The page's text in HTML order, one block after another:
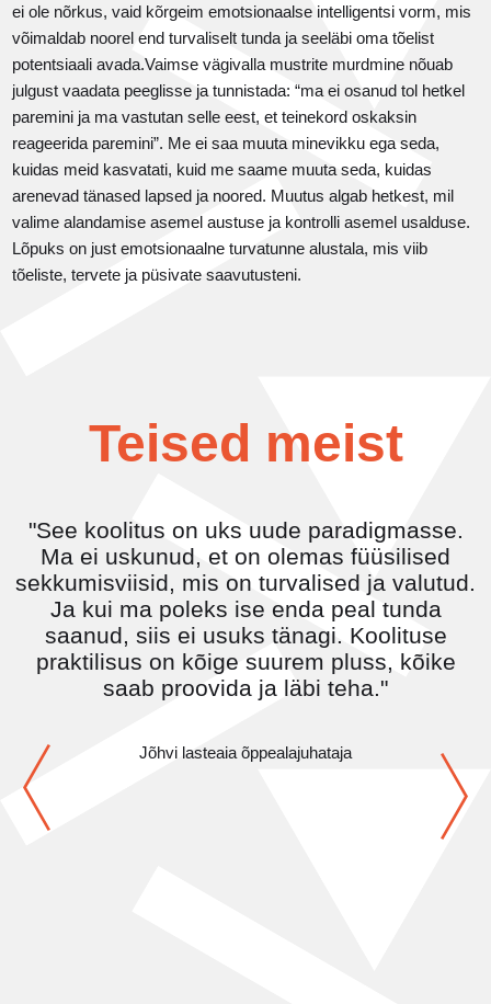
ei ole nõrkus, vaid kõrgeim emotsionaalse intelligentsi vorm, mis
võimaldab noorel end turvaliselt tunda ja seeläbi oma tõelist
potentsiaali avada.Vaimse vägivalla mustrite murdmine nõuab
julgust vaadata peeglisse ja tunnistada: “ma ei osanud tol hetkel
paremini ja ma vastutan selle eest, et teinekord oskaksin
reageerida paremini”. Me ei saa muuta minevikku ega seda,
kuidas meid kasvatati, kuid me saame muuta seda, kuidas
arenevad tänased lapsed ja noored. Muutus algab hetkest, mil
valime alandamise asemel austuse ja kontrolli asemel usalduse.
Lõpuks on just emotsionaalne turvatunne alustala, mis viib
tõeliste, tervete ja püsivate saavutusteni.
Teised meist
"See koolitus on uks uude paradigmasse.
Ma ei uskunud, et on olemas füüsilised
sekkumisviisid, mis on turvalised ja valutud.
Ja kui ma poleks ise enda peal tunda
saanud, siis ei usuks tänagi. Koolituse
praktilisus on kõige suurem pluss, kõike
saab proovida ja läbi teha."
Jõhvi lasteaia õppealajuhataja